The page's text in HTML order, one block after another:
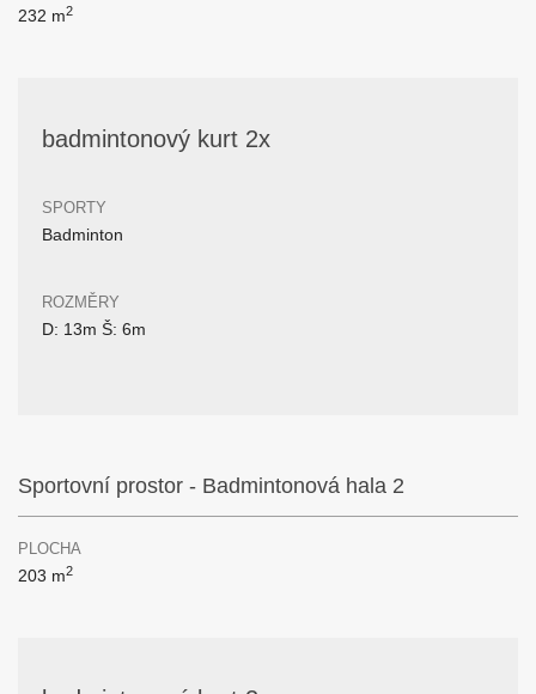
232 m2
badmintonový kurt 2x
SPORTY
Badminton
ROZMĚRY
D: 13m Š: 6m
Sportovní prostor - Badmintonová hala 2
PLOCHA
203 m2